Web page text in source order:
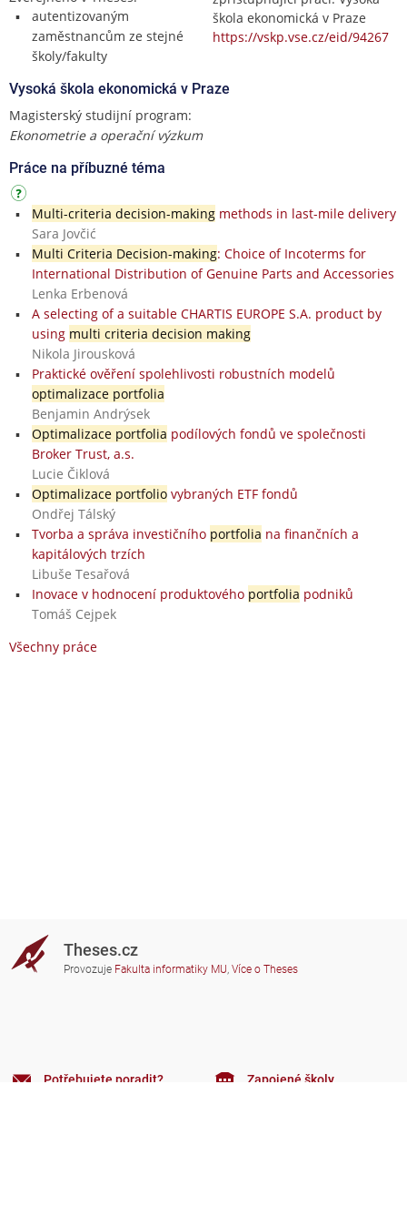
autentizovaným
zaměstnancům ze stejné
školy/fakulty
škola ekonomická v Praze
https://vskp.vse.cz/eid/94267
Vysoká škola ekonomická v Praze
Magisterský studijní program:
Ekonometrie a operační výzkum
Práce na příbuzné téma
Multi-criteria decision-makingmethods in last-mile delivery
Sara Jovčić
Multi Criteria Decision-making: Choice of Incoterms for
International Distribution of Genuine Parts and Accessories
Lenka Erbenová
A selecting of a suitable CHARTIS EUROPE S.A. product by
using multi criteria decision making
Nikola Jirousková
Praktické ověření spolehlivosti robustních modelů
optimalizace portfolia
Benjamin Andrýsek
Optimalizace portfolia podílových fondů ve společnosti
Broker Trust, a.s.
Lucie Čiklová
Optimalizace portfoliovybraných ETF fondů
Ondřej Tálský
Tvorba a správa investičního portfolia na finančních a
kapitálových trzích
Libuše Tesařová
Inovace v hodnocení produktového portfolia podniků
Tomáš Cejpek
Všechny práce
Theses.cz
Provozuje Fakulta informatiky MU, Více o Theses
Potřebujete poradit? Zapojené školy